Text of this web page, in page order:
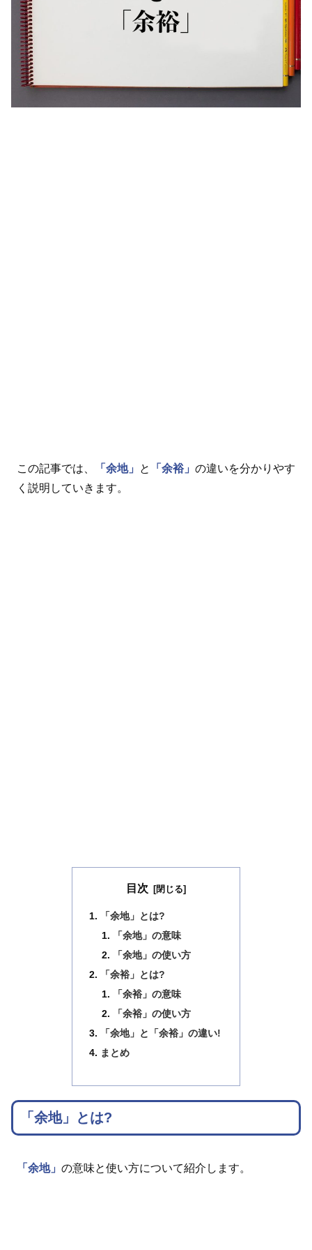
この記事では、 「余地」 と 「余裕」 の違いを分かりやす
く説明していきます。
目次
「余地」とは?
「余地」の意味
「余地」の使い方
「余裕」とは?
「余裕」の意味
「余裕」の使い方
「余地」と「余裕」の違い!
まとめ
「余地」とは?
「余地」 の意味と使い方について紹介します。